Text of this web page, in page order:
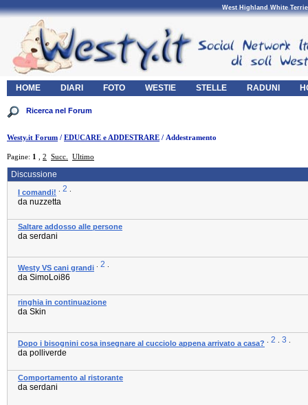
West Highland White
HOME DIARI FOTO WESTIE STELLE RADUNI
Westy.it Forum / EDUCARE e ADDESTRARE / Addestramento
Pagine: 1 2 Succ. Ultimo
Discussione
I comandi! 2
da nuzzetta
Saltare addosso alle persone
da serdani
Westy VS cani grandi 2
da SimoLoi86
ringhia in continuazione
da Skin
Dopo i bisognini cosa insegnare al cucciolo appena arrivato a casa? 2 3
da polliverde
Comportamento al ristorante
da serdani